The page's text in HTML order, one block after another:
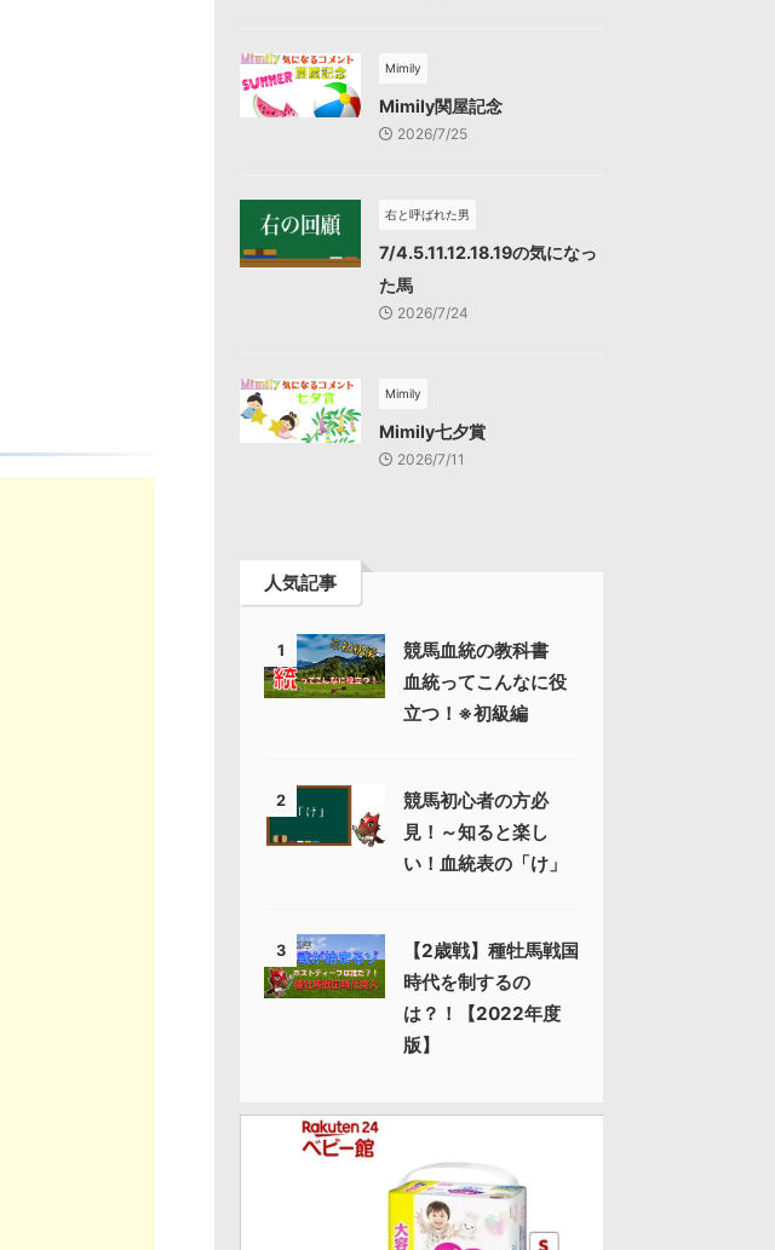
Mimily
Mimily関屋記念
2026/7/25
右と呼ばれた男
7/4.5.11.12.18.19の気になっ
た馬
2026/7/24
Mimily
Mimily七夕賞
2026/7/11
人気記事
1
競馬血統の教科書
血統ってこんなに役
立つ！※初級編
2
競馬初心者の方必
見！～知ると楽し
い！血統表の「け」
3
【2歳戦】種牡馬戦国
時代を制するの
は？！【2022年度
版】